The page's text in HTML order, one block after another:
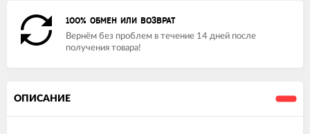
100% ОБМЕН ИЛИ ВОЗВРАТ
Вернём без проблем в течение 14 дней после
получения товара!
ОПИСАНИЕ